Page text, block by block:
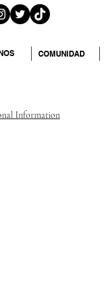
COMUNIDAD
Information